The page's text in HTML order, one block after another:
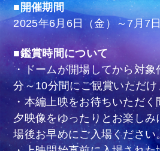
■開催期間
2025年6月6日（金）～7月7日
■鑑賞時間について
・ドームが開場してから対
分～10分間にご観賞いただけ
・本編上映をお待ちいただ
夕映像をゆったりとお楽し
場後お早めにご入場ください